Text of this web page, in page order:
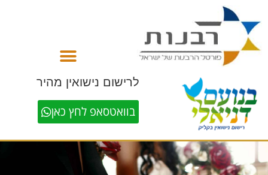
לרישום נישואין מהיר
בוואטסאפ לחץ כאן